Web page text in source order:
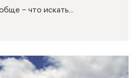
– что искать...